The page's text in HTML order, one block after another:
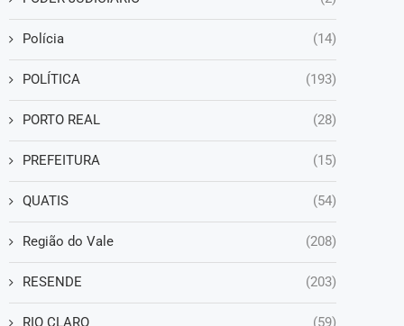
Polícia (14)
POLÍTICA (193)
PORTO REAL (28)
PREFEITURA (15)
QUATIS (54)
Região do Vale (208)
RESENDE (203)
RIO CLARO (59)